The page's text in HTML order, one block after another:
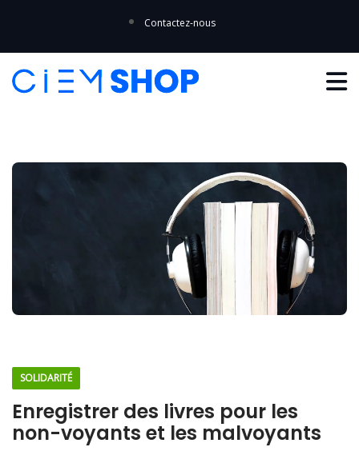
Contactez-nous
SOLIDARITÉ
Enregistrer des livres pour les
non-voyants et les malvoyants